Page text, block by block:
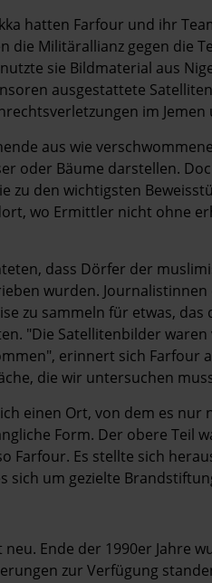
hatten Farfour und ihr
die Militärallianz gegen die
sie Bildmaterial aus
ausgestattete
im
aus wie
oder Bäume darstellen.
zu den wichtigsten
wo Ermittler nicht ohne
dass Dörfer der
wurden.
zu sammeln für etwas,
"Die Satellitenbilder
erinnert sich Farfour
die wir untersuchen
einen Ort, von dem es nur
Form. Der obere Teil
Farfour. Es stellte sich
sich um gezielte
Ende der 1990er Jahre
zur Verfügung